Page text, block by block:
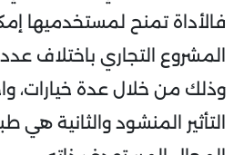
فالأداة تمنح لمستخدميها
المشروع التجاري باختلاف
وذلك من خلال عدة خيارات،
التأثير المنشود والثانية هي